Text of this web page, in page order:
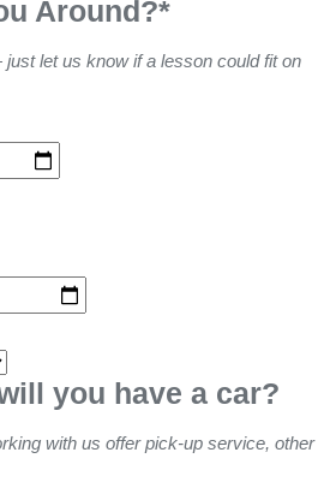
Around?*
let us know if a lesson could fit on
you have a car?
with us offer pick-up service, other